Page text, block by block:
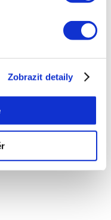
Zobrazit detaily
článek >
nevýhody a
co si dát pozor